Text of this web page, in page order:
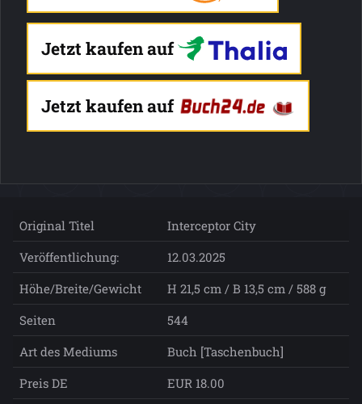
Jetzt kaufen auf
Jetzt kaufen auf
Original Titel
Interceptor City
Veröffentlichung:
12.03.2025
Höhe/Breite/Gewicht
H 21,5 cm / B 13,5 cm / 588 g
Seiten
544
Art des Mediums
Buch [Taschenbuch]
Preis DE
EUR 18.00